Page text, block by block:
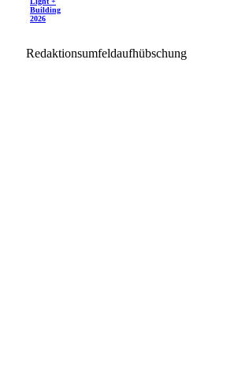
Building
2026
Redaktionsumfeldaufhübschung